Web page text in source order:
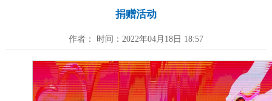
捐赠活动
作者： 时间：2022年04月18日 18:57